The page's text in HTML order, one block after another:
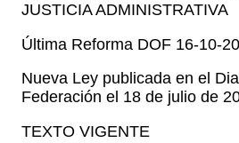
JUSTICIA ADMINISTRATIVA
Última Reforma DOF 16-10-
Nueva Ley publicada en el
Federación el 18 de julio de
TEXTO VIGENTE